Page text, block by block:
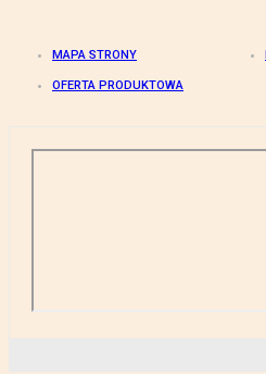
MAPA STRONY
OFERTA PRODUKTOWA